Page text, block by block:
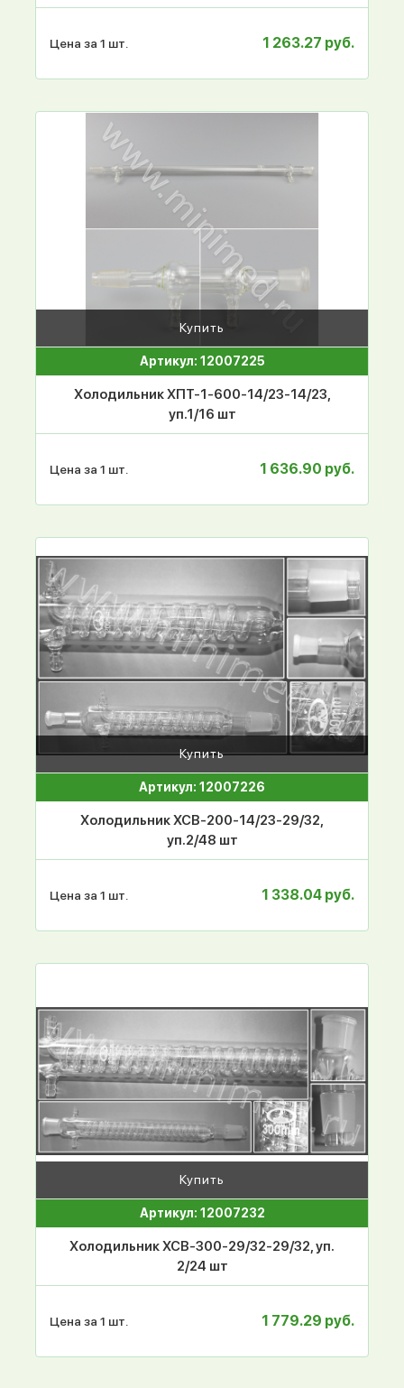
Цена за 1 шт. 1 263.27 руб.
Купить
Артикул: 12007225
Холодильник ХПТ-1-600-14/23-14/23,
уп.1/16 шт
Цена за 1 шт. 1 636.90 руб.
Купить
Артикул: 12007226
Холодильник ХСВ-200-14/23-29/32,
уп.2/48 шт
Цена за 1 шт. 1 338.04 руб.
Купить
Артикул: 12007232
Холодильник ХСВ-300-29/32-29/32, уп.
2/24 шт
Цена за 1 шт. 1 779.29 руб.